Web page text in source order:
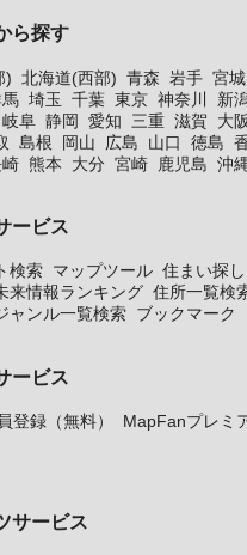
ら探す
) 北海道(西部) 青森 岩手 宮城
埼玉 千葉 東京 神奈川 新
岐阜 静岡 愛知 三重 滋賀 大阪
島根 岡山 広島 山口 徳島
熊本 大分 宮崎 鹿児島 沖
ービス
検索 マップツール 住まい探
来情報ランキング 住所一覧検
ャンル一覧検索 ブックマーク
ービス
登録（無料）
MapFanプレミ
サービス